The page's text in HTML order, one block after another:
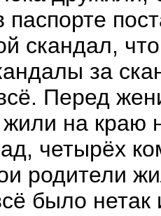
паспорте
скандал,
за
Перед
на краю
четырёх
родители
было нетак